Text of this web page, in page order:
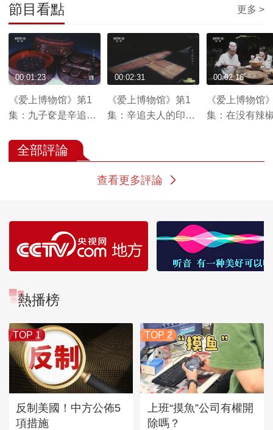
節目看點 更多 >
《爱上博物馆》第1
集：九子奁是辛追夫
代贵族女性对美的追
求
00:01:23
《爱上博物馆》第1
集：辛追夫人的印花
工匠的高超技艺
00:02:31
《爱上博物馆
集：在没有辣
00:02:16
全部評論
查看更多評論
熱播榜
TOP 1
反制美國！中方公佈5
項措施
TOP 2
上班“摸魚”公司有權開
除嗎？